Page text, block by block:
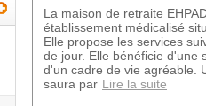
La maison de retraite
établissement médicalisé
Elle propose les services
de jour. Elle bénéficie d'une
d'un cadre de vie agréable.
saura par Lire la suite